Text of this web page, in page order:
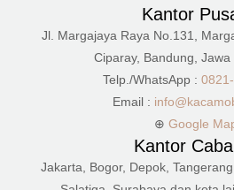
Kantor
Jl. Margajaya Raya No.131,
Ciparay, Bandung,
Telp./WhatsApp :
Email :
⊕ Google
Kantor
Jakarta, Bogor, Depok,